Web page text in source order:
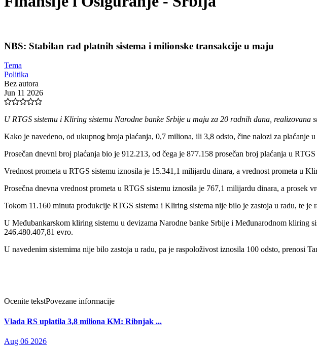
NBS: Stabilan rad platnih sistema i milionske transakcije u maju
Tema
Politika
Bez autora
Jun 11 2026
U RTGS sistemu i Kliring sistemu Narodne banke Srbije u maju za 20 radnih dana,
Kako je navedeno, od ukupnog broja plaćanja, 0,7 miliona, ili 3,8 odsto, čine nalozi za
Prosečan dnevni broj plaćanja bio je 912.213, od čega je 877.158 prosečan broj plaćanja u
Vrednost prometa u RTGS sistemu iznosila je 15.341,1 milijardu dinara, a vrednost prometa u
Prosečna dnevna vrednost prometa u RTGS sistemu iznosila je 767,1 milijardu dinara, a prosek
Tokom 11.160 minuta produkcije RTGS sistema i Kliring sistema nije bilo je zastoja u radu, te je
U Međubankarskom kliring sistemu u devizama Narodne banke Srbije i Međunarodnom kliring
246.480.407,81 evro.
U navedenim sistemima nije bilo zastoja u radu, pa je raspoloživost iznosila 100 odsto, prenosi
Ocenite tekstPovezane informacije
Vlada RS uplatila 3,8 miliona KM: Ribnjak ...
Aug 06 2026